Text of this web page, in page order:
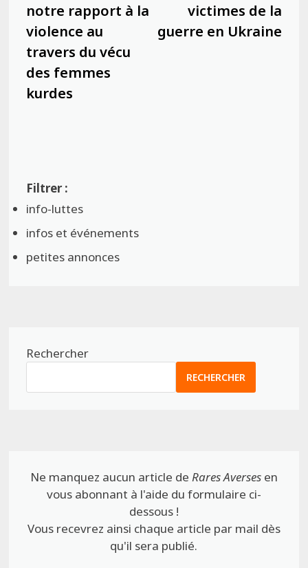
notre rapport à la
violence au
travers du vécu
des femmes
kurdes
victimes de la
guerre en Ukraine
info-luttes
infos et événements
petites annonces
Rechercher
RECHERCHER
Ne manquez aucun article de Rares Aversesen
vous abonnant à l'aide du formulaire ci-
dessous !
Vous recevrez ainsi chaque article par mail dès
qu'il sera publié.